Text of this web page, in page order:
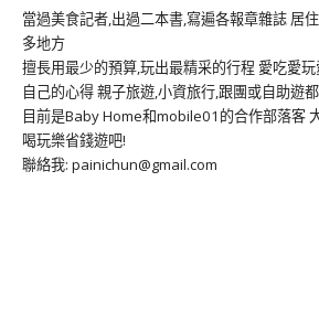
當過美食記者,出過二本書,寫遍各報章雜誌 居
多地方
擅長用最少的預算,玩出最精采的行程 愛吃愛
自己的心得 親子旅遊,小資旅行,跟團或自助遊
目前是Baby Home和mobile01的合作部落客
喝玩樂省錢遊吧!
聯絡我: painichun@gmail.com